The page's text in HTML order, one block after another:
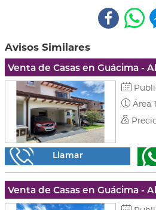
Avisos Similares
Venta de Casas en Guácima -
Área
Llamar
Venta de Casas en Guácima -